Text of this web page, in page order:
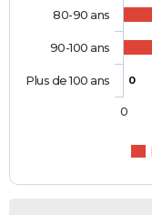
0
80-90 ans
90-100 ans
Plus de 100 ans
0